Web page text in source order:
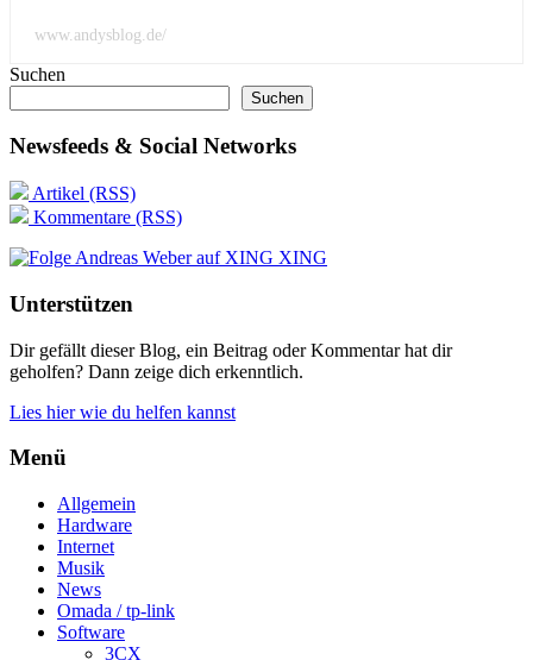
www.andysblog.de/
Suchen
Suchen
Newsfeeds & Social Networks
Artikel (RSS)
Kommentare (RSS)
XING
Unterstützen
Dir gefällt dieser Blog, ein Beitrag oder Kommentar hat dir
geholfen? Dann zeige dich erkenntlich.
Lies hier wie du helfen kannst
Menü
Allgemein
Hardware
Internet
Musik
News
Omada / tp-link
Software
3CX